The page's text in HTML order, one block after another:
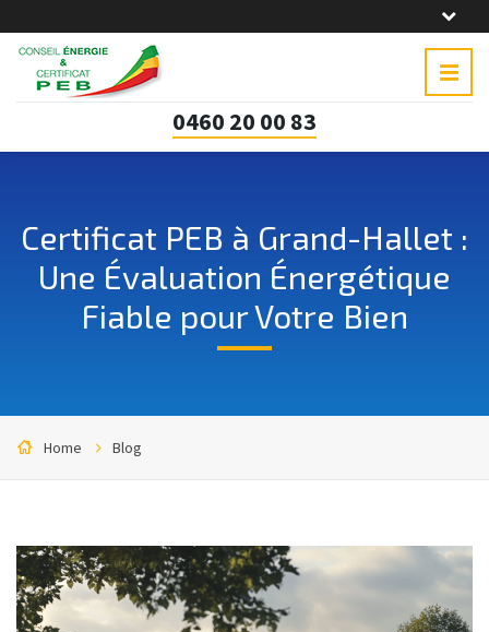
0460 20 00 83
Certificat PEB à Grand-Hallet :
Une Évaluation Énergétique
Fiable pour Votre Bien
Home Blog